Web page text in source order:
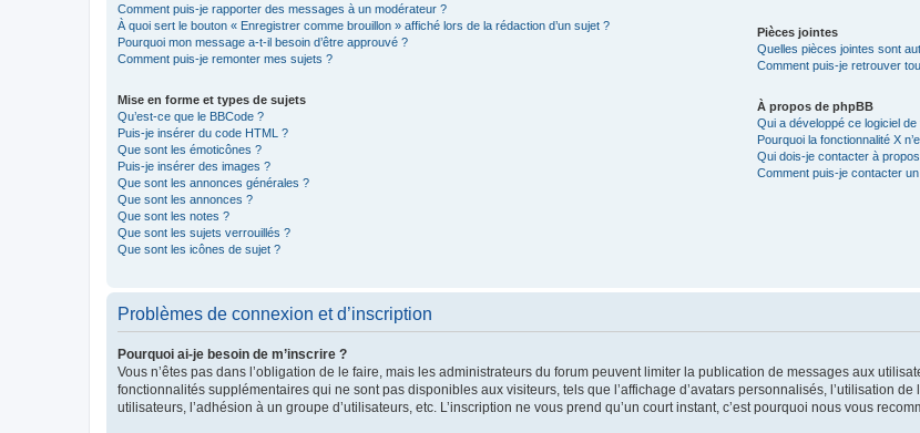
Comment puis-je rapporter des messages à un modérateur ?
À quoi sert le bouton « Enregistrer comme brouillon » affiché lors de la rédaction d’un sujet ?
Pourquoi mon message a-t-il besoin d’être approuvé ?
Comment puis-je remonter mes sujets ?
Mise en forme et types de sujets
Qu’est-ce que le BBCode ?
Puis-je insérer du code HTML ?
Que sont les émoticônes ?
Puis-je insérer des images ?
Que sont les annonces générales ?
Que sont les annonces ?
Que sont les notes ?
Que sont les sujets verrouillés ?
Que sont les icônes de sujet ?
Pièces jointes
Quelles pièces jointes sont
Comment puis-je retrouver
À propos de phpBB
Qui a développé ce logiciel
Pourquoi la fonctionnalité X
Qui dois-je contacter à
Comment puis-je contacter
Problèmes de connexion et d’inscription
Pourquoi ai-je besoin de m’inscrire ?
Vous n’êtes pas dans l’obligation de le faire, mais les administrateurs du forum peuvent limiter la publication de messages aux
fonctionnalités supplémentaires qui ne sont pas disponibles aux visiteurs, tels que l’affichage d’avatars personnalisés, l’utilisation
utilisateurs, l’adhésion à un groupe d’utilisateurs, etc. L’inscription ne vous prend qu’un court instant, c’est pourquoi nous vous